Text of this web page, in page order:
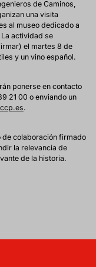
de Caminos,
una visita
al museo dedicado a
La actividad se
el martes 8 de
y un vino español.
ponerse en contacto
21 00 o enviando un
.
de colaboración firmado
la relevancia de
de la historia.